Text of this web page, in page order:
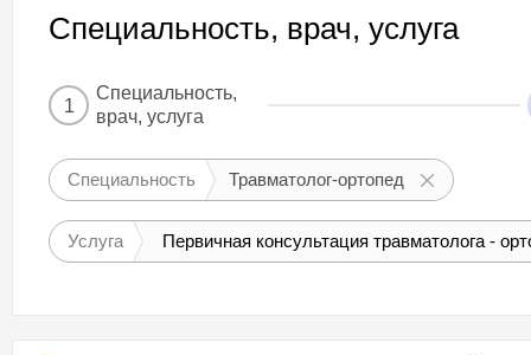
Специальность, врач, услуга
1
Специальность,
врач, услуга
Специальность Травматолог-ортопед
Услуга Первичная консультация травматолога -